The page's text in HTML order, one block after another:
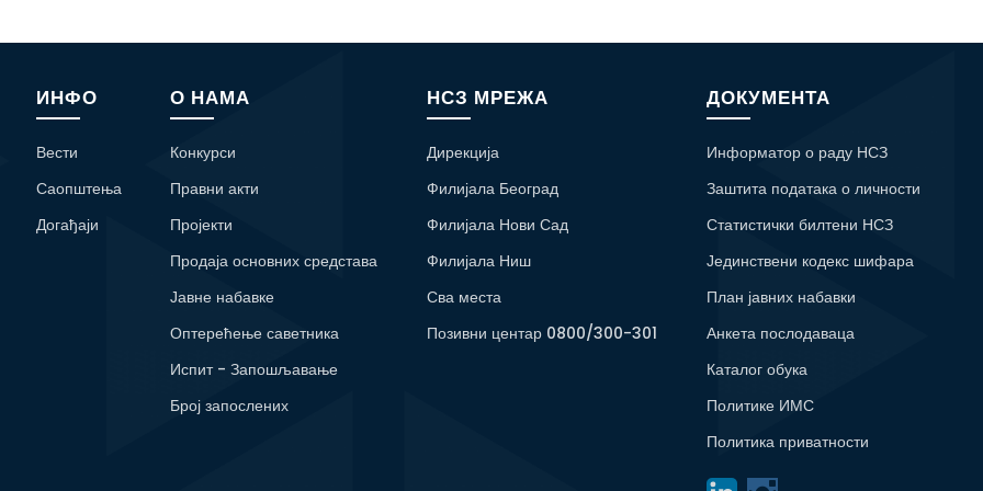
ИНФО
Вести
Саопштења
Догађаји
О НАМА
Конкурси
Правни акти
Пројекти
Продаја основних средстава
Јавне набавке
Оптерећење саветника
Испит - Запошљавање
Број запослених
НСЗ МРЕЖА
Дирекција
Филијала Београд
Филијала Нови Сад
Филијала Ниш
Сва места
Позивни центар 0800/300-301
ДОКУМЕНТА
Информатор о раду НСЗ
Заштита података о личности
Статистички билтени НСЗ
Јединствени кодекс шифара
План јавних набавки
Анкета послодаваца
Каталог обука
Политике ИМС
Политика приватности